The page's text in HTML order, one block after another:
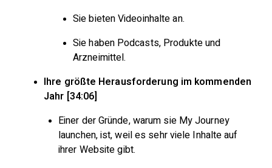
Sie bieten Videoinhalte an.
Sie haben Podcasts, Produkte und
Arzneimittel.
Ihre größte Herausforderung im kommenden
Jahr [34:06]
Einer der Gründe, warum sie My Journey
launchen, ist, weil es sehr viele Inhalte auf
ihrer Website gibt.